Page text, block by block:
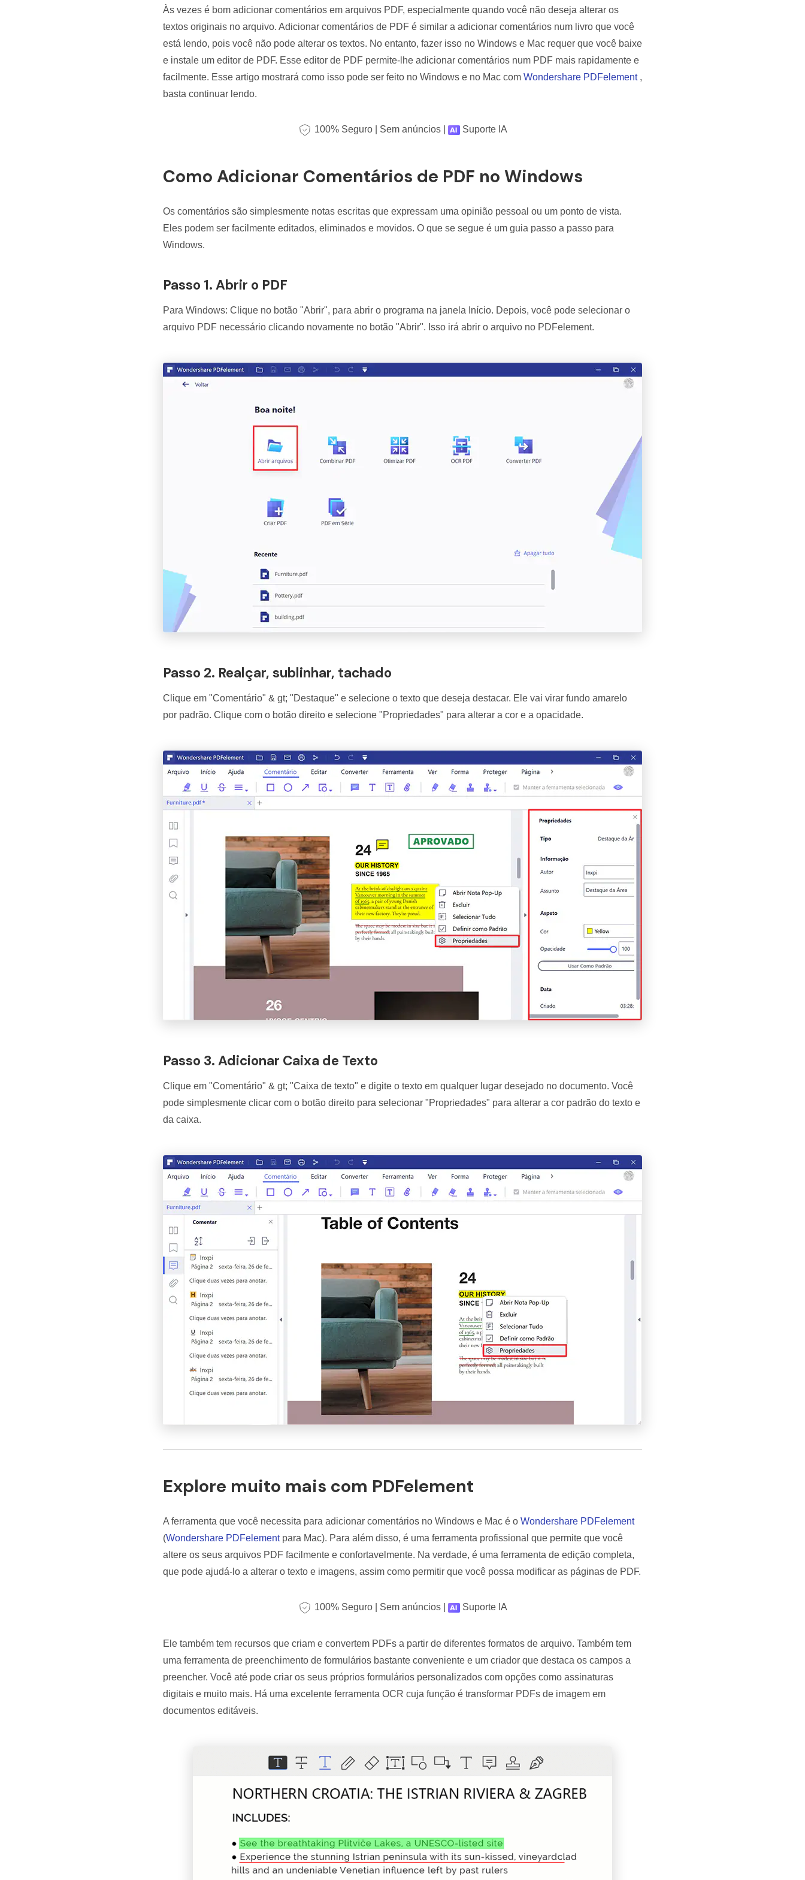
Ver todos os produtos
Publicação
Freelancer
Às vezes é bom adicionar comentários em arquivos PDF, especialmente quando você não deseja alterar os
textos originais no arquivo. Adicionar comentários de PDF é similar a adicionar comentários num livro que você
está lendo, pois você não pode alterar os textos. No entanto, fazer isso no Windows e Mac requer que você baixe
e instale um editor de PDF. Esse editor de PDF permite-lhe adicionar comentários num PDF mais rapidamente e
facilmente. Esse artigo mostrará como isso pode ser feito no Windows e no Mac com Wondershare PDFelement ,
basta continuar lendo.
100% Seguro | Sem anúncios | Suporte IA
Como Adicionar Comentários de PDF no Windows
Os comentários são simplesmente notas escritas que expressam uma opinião pessoal ou um ponto de vista.
Eles podem ser facilmente editados, eliminados e movidos. O que se segue é um guia passo a passo para
Windows.
Passo 1. Abrir o PDF
Para Windows: Clique no botão "Abrir", para abrir o programa na janela Início. Depois, você pode selecionar o
arquivo PDF necessário clicando novamente no botão "Abrir". Isso irá abrir o arquivo no PDFelement.
Passo 2. Realçar, sublinhar, tachado
Clique em "Comentário" & gt; "Destaque" e selecione o texto que deseja destacar. Ele vai virar fundo amarelo
por padrão. Clique com o botão direito e selecione "Propriedades" para alterar a cor e a opacidade.
Passo 3. Adicionar Caixa de Texto
Clique em "Comentário" & gt; "Caixa de texto" e digite o texto em qualquer lugar desejado no documento. Você
pode simplesmente clicar com o botão direito para selecionar "Propriedades" para alterar a cor padrão do texto e
da caixa.
Explore muito mais com PDFelement
A ferramenta que você necessita para adicionar comentários no Windows e Mac é o Wondershare PDFelement
(Wondershare PDFelement para Mac). Para além disso, é uma ferramenta profissional que permite que você
altere os seus arquivos PDF facilmente e confortavelmente. Na verdade, é uma ferramenta de edição completa,
que pode ajudá-lo a alterar o texto e imagens, assim como permitir que você possa modificar as páginas de PDF.
100% Seguro | Sem anúncios | Suporte IA
Ele também tem recursos que criam e convertem PDFs a partir de diferentes formatos de arquivo. Também tem
uma ferramenta de preenchimento de formulários bastante conveniente e um criador que destaca os campos a
preencher. Você até pode criar os seus próprios formulários personalizados com opções como assinaturas
digitais e muito mais. Há uma excelente ferramenta OCR cuja função é transformar PDFs de imagem em
documentos editáveis.